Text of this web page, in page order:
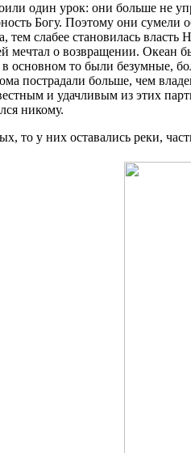
один урок: они больше не
Богу. Поэтому они сумели
тем слабее становилась
мечтал о возвращении. Океан
основном то были безумные,
пострадали больше, чем
и удачливым из этих
никому.
то у них оставались реки,